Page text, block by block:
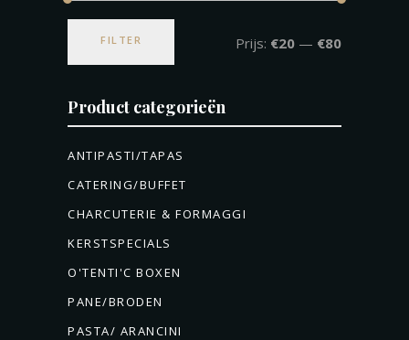
FILTER Prijs: €20 — €80
Product categorieën
ANTIPASTI/TAPAS
CATERING/BUFFET
CHARCUTERIE & FORMAGGI
KERSTSPECIALS
O'TENTI'C BOXEN
PANE/BRODEN
PASTA/ ARANCINI